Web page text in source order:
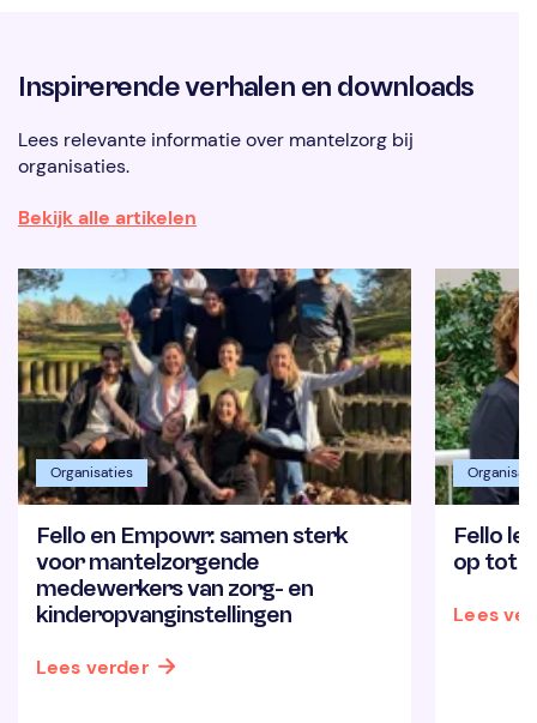
Inspirerende verhalen en downloads
Lees relevante informatie over mantelzorg bij
organisaties.
Bekijk alle artikelen
Organisaties
Fello en Empowr: samen sterk
voor mantelzorgende
medewerkers van zorg- en
kinderopvanginstellingen
Lees verder
Fello
op tot
Lees